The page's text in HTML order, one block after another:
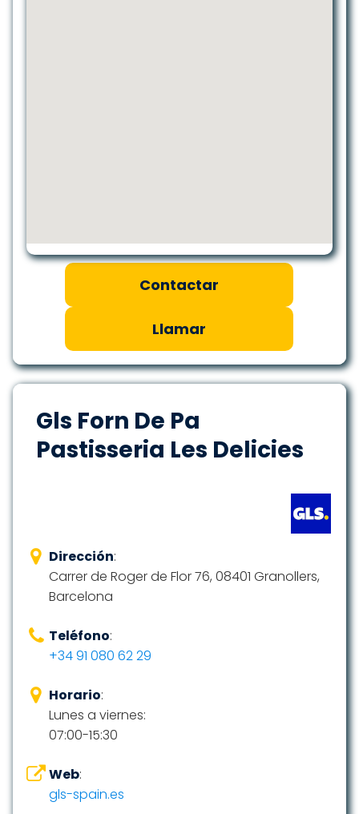
Contactar
Llamar
Gls Forn De Pa
Pastisseria Les Delicies
Dirección:
Carrer de Roger de Flor 76, 08401 Granollers,
Barcelona
Teléfono:
+34 91 080 62 29
Horario:
Lunes a viernes:
07:00-15:30
Web:
gls-spain.es